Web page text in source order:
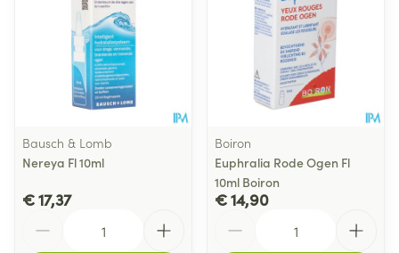
Bausch & Lomb
Nereya Fl 10ml
€ 17,37
Boiron
Euphralia Rode Ogen Fl
10ml Boiron
€ 14,90